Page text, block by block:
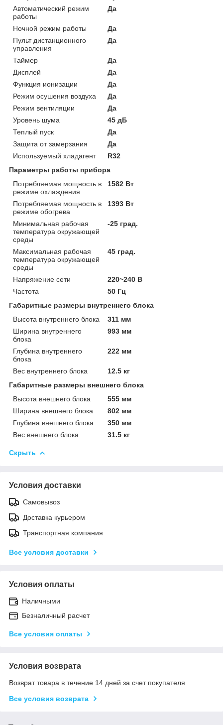
Автоматический режим
работы
Да
Ночной режим работы
Да
Пульт дистанционного
управления
Да
Таймер
Да
Дисплей
Да
Функция ионизации
Да
Режим осушения воздуха
Да
Режим вентиляции
Да
Уровень шума
45 дБ
Теплый пуск
Да
Защита от замерзания
Да
Используемый хладагент
R32
Параметры работы прибора
Потребляемая мощность в
режиме охлаждения
1582 Вт
Потребляемая мощность в
режиме обогрева
1393 Вт
Минимальная рабочая
температура окружающей
среды
-25 град.
Максимальная рабочая
температура окружающей
среды
45 град.
Напряжение сети
220~240 В
Частота
50 Гц
Габаритные размеры внутреннего блока
Высота внутреннего блока
311 мм
Ширина внутреннего
блока
993 мм
Глубина внутреннего
блока
222 мм
Вес внутреннего блока
12.5 кг
Габаритные размеры внешнего блока
Высота внешнего блока
555 мм
Ширина внешнего блока
802 мм
Глубина внешнего блока
350 мм
Вес внешнего блока
31.5 кг
Скрыть
Условия доставки
Самовывоз
Доставка курьером
Транспортная компания
Все условия доставки
Условия оплаты
Наличными
Безналичный расчет
Все условия оплаты
Условия возврата
Возврат товара в течение 14 дней за счет покупателя
Все условия возврата